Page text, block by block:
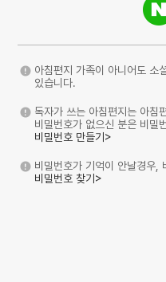
아침편지 가족이 아니어도 소
있습니다.
독자가 쓰는 아침편지는 아침
비밀번호가 없으신 분은 비밀
비밀번호 만들기>
비밀번호가 기억이 안날경우,
비밀번호 찾기>